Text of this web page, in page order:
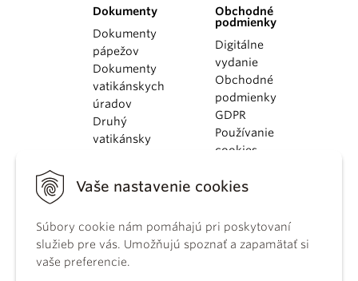
Vaše nastavenie cookies
Súbory cookie nám pomáhajú pri poskytovaní
služieb pre vás. Umožňujú spoznať a zapamätať si
vaše preferencie.
Dokumenty
Dokumenty
pápežov
Dokumenty
vatikánskych
úradov
Druhý
vatikánsky
KBS
kánonického
práva
Katechizmus
Obchodné
podmienky
Digitálne
vydanie
Obchodné
podmienky
GDPR
Používanie
cookies